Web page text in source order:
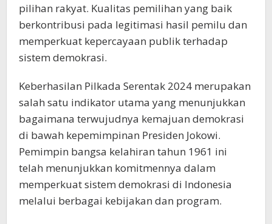
pilihan rakyat. Kualitas pemilihan yang baik
berkontribusi pada legitimasi hasil pemilu dan
memperkuat kepercayaan publik terhadap
sistem demokrasi.
Keberhasilan Pilkada Serentak 2024 merupakan
salah satu indikator utama yang menunjukkan
bagaimana terwujudnya kemajuan demokrasi
di bawah kepemimpinan Presiden Jokowi.
Pemimpin bangsa kelahiran tahun 1961 ini
telah menunjukkan komitmennya dalam
memperkuat sistem demokrasi di Indonesia
melalui berbagai kebijakan dan program.